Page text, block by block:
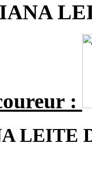
:
LEITE